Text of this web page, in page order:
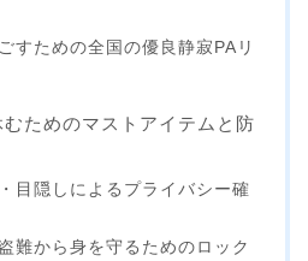
すための全国の優良静寂PAリ
ためのマストアイテムと防
目隠しによるプライバシー確
難から身を守るためのロック